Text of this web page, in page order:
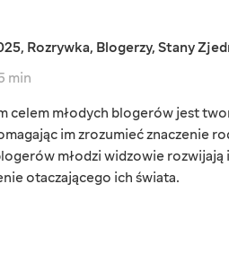
, Rozrywka, Blogerzy, Stany
min
celem młodych blogerów jest
im zrozumieć znaczenie
młodzi widzowie
otaczającego ich świata.